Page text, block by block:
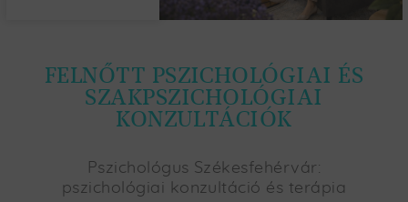
FELNŐTT PSZICHOLÓGIAI ÉS
SZAKPSZICHOLÓGIAI
KONZULTÁCIÓK
Pszichológus Székesfehérvár:
pszichológiai konzultáció és terápia